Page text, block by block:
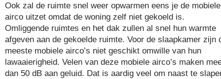
Ook zal de ruimte snel weer opwarmen eens je de mobiele
airco uitzet omdat de woning zelf niet gekoeld is.
Omliggende ruimtes en het dak zullen al snel hun warmte
afgeven aan de gekoelde ruimte. Voor de slaapkamer zijn
meeste mobiele airco’s niet geschikt omwille van hun
lawaaierigheid. Velen van deze mobiele airco’s maken
dan 50 dB aan geluid. Dat is aardig veel om naast te